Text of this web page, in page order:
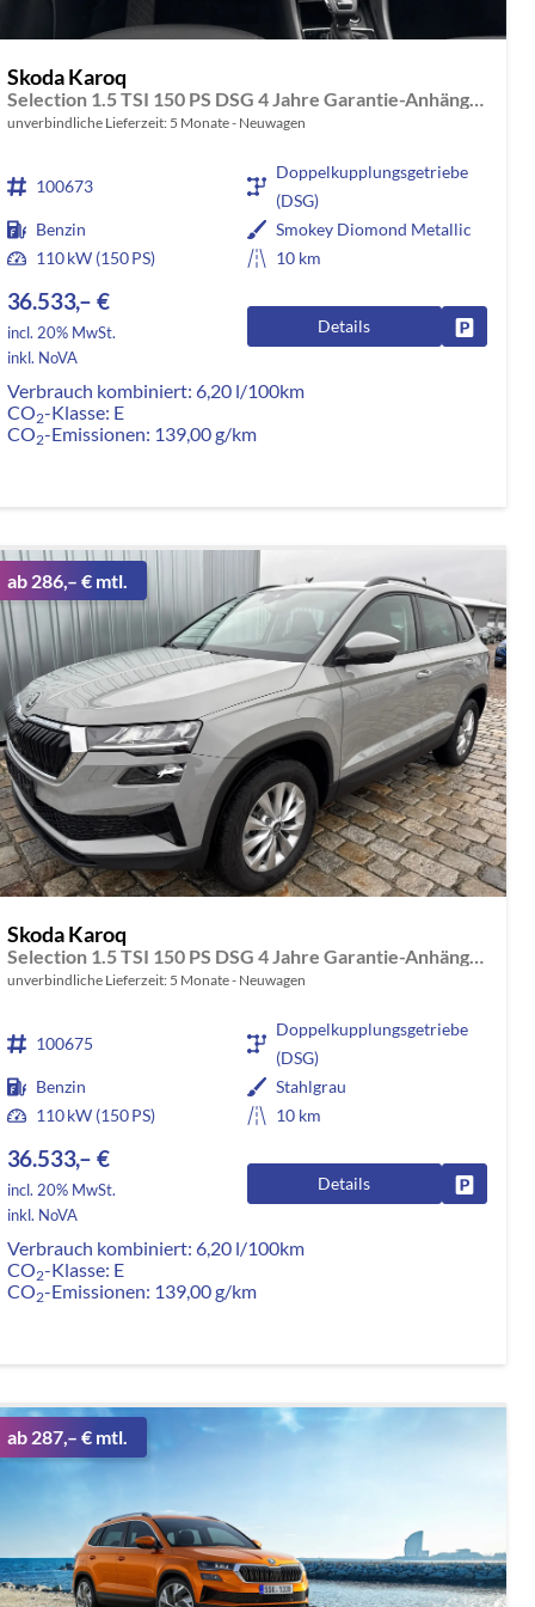
Skoda Karoq
Selection 1.5 TSI 150 PS DSG 4 Jahre Garantie-Anhängerkupplung-Keyless Start-AppleCarPlay-AndroidAuto-Sunset-Tempomat-2-Zonen-Klima-16''Alu
unverbindliche Lieferzeit: 5 Monate Neuwagen
100673
Doppelkupplungsgetriebe
(DSG)
Benzin
Smokey Diomond Metallic
110 kW (150 PS)
10 km
36.533,– €
incl. 20% MwSt.
inkl. NoVA
Details
Verbrauch kombiniert: 6,20 l/100km
CO2-Klasse: E
CO2-Emissionen: 139,00 g/km
ab 286,– € mtl.
Skoda Karoq
Selection 1.5 TSI 150 PS DSG 4 Jahre Garantie-Anhängerkupplung-Keyless Start-AppleCarPlay-AndroidAuto-Sunset-Tempomat-2-Zonen-Klima-16''Alu
unverbindliche Lieferzeit: 5 Monate Neuwagen
100675
Doppelkupplungsgetriebe
(DSG)
Benzin
Stahlgrau
110 kW (150 PS)
10 km
36.533,– €
incl. 20% MwSt.
inkl. NoVA
Details
Verbrauch kombiniert: 6,20 l/100km
CO2-Klasse: E
CO2-Emissionen: 139,00 g/km
ab 287,– € mtl.